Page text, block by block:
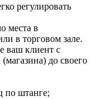
регулировать
места в
в торговом зале.
ваш клиент с
до своего
по штанге;